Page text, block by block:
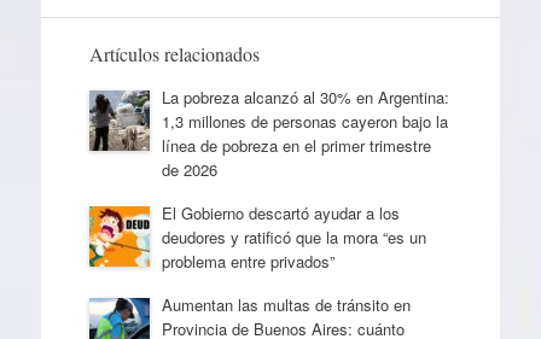
Artículos relacionados
La pobreza alcanzó al 30% en Argentina:
1,3 millones de personas cayeron bajo la
línea de pobreza en el primer trimestre
de 2026
El Gobierno descartó ayudar a los
deudores y ratificó que la mora “es un
problema entre privados”
Aumentan las multas de tránsito en
Provincia de Buenos Aires: cuánto